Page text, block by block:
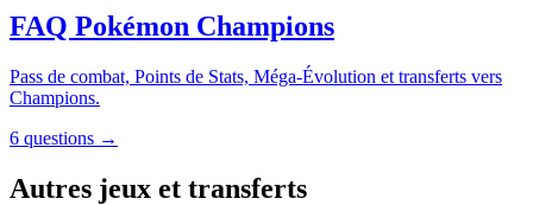
FAQ Pokémon Champions
Pass de combat, Points de Stats, Méga-Évolution et transferts vers
Champions.
6 questions →
Autres jeux et transferts